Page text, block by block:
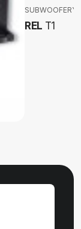
SUBWOOFERY
REL T1